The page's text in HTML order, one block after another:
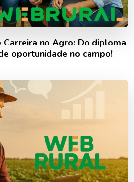
Carreira no Agro: Do diploma
oportunidade no campo!